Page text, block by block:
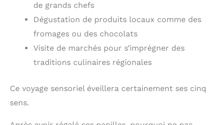
de grands chefs
Dégustation de produits locaux comme des
fromages ou des chocolats
Visite de marchés pour s’imprégner des
traditions culinaires régionales
Ce voyage sensoriel éveillera certainement ses cinq
sens.